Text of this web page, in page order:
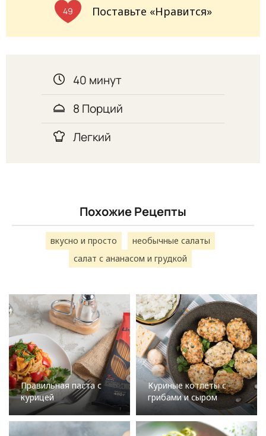
49 Поставьте «Нравится»
40 минут
8 Порций
Легкий
Похожие Рецепты
вкусно и просто
необычные салаты
салат с ананасом и грудкой
Правильная паста с
курицей
Куриные котлеты с
грибами и сыром